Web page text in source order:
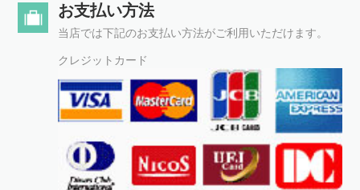
お支払い方法
当店では下記のお支払い方法がご利用いただけます。
クレジットカード